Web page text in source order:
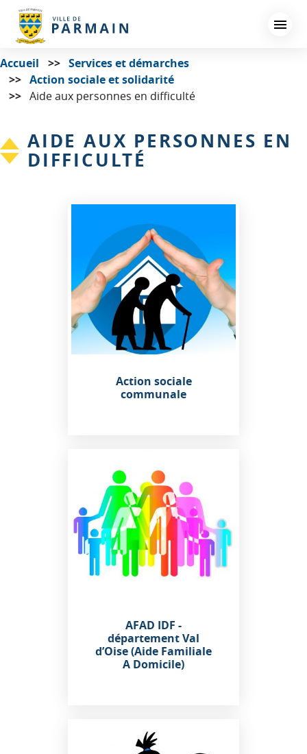
principal
Accueil
Services et démarches
Action sociale et solidarité
Aide aux personnes en difficulté
AIDE AUX PERSONNES EN
DIFFICULTÉ
Action sociale
communale
AFAD IDF -
département Val
d’Oise (Aide Familiale
A Domicile)